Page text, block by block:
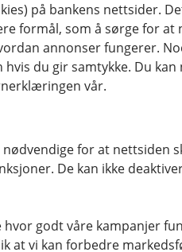
Leiebil
Det handler
på bankens nettsider.
formål, som å sørge for
annonser fungerer.
du gir samtykke. Du
vår.
for at nettsiden
De kan ikke
godt våre kampanjer
at vi kan forbedre